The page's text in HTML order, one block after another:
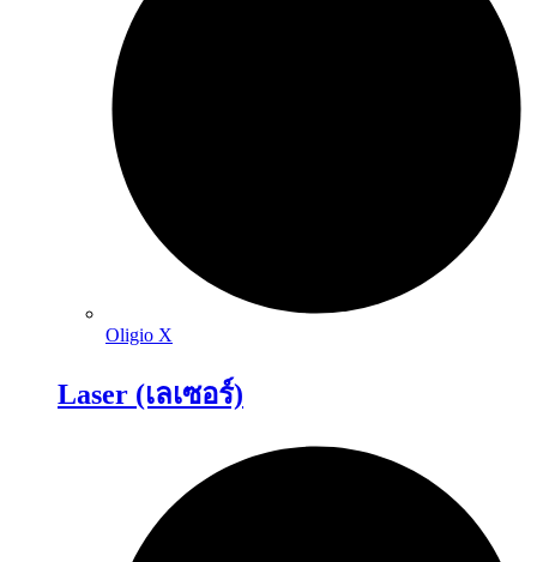
Oligio X
Laser (เลเซอร์)